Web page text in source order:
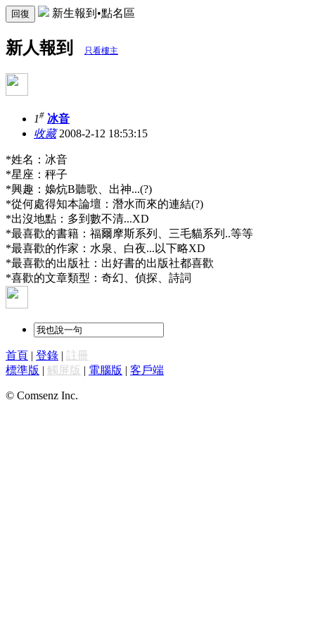
回復 新生報到•點名區
新人報到 只看樓主
1# 冰音
收藏2008-2-12 18:53:15
*姓名：冰音
*星座：秤子
*興趣：嬝炕B聽歌、出神...(?)
*從何處得知本論壇：潛水而來的連結(?)
*出沒地點：多到數不清...XD
*最喜歡的書籍：福爾摩斯系列、三毛貓系列..等等
*最喜歡的作家：水泉、白夜...以下略XD
*最喜歡的出版社：出好書的出版社都喜歡
*喜歡的文章類型：奇幻、偵探、詩詞
首頁 | 登錄 | 註冊
標準版 | 觸屏版 | 電腦版 | 客戶端
© Comsenz Inc.